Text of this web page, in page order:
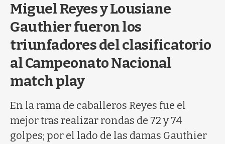
q
Miguel Reyes y Lousiane
Gauthier fueron los
triunfadores del clasificatorio
al Campeonato Nacional
match play
En la rama de caballeros Reyes fue el
mejor tras realizar rondas de 72 y 74
golpes; por el lado de las damas Gauthier